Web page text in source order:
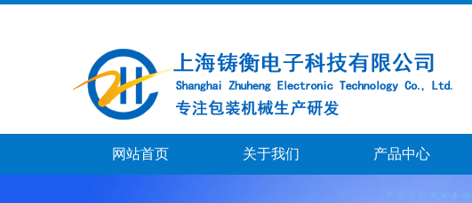
网站首页 关于我们 产品中心